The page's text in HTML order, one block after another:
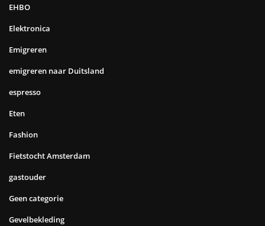
EHBO
Elektronica
Emigreren
emigreren naar Duitsland
espresso
Eten
Fashion
Fietstocht Amsterdam
gastouder
Geen categorie
Gevelbekleding